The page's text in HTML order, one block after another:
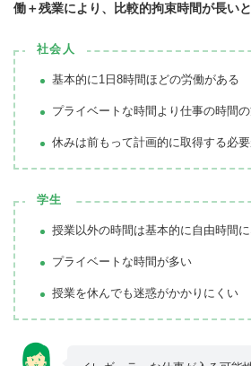
働＋残業により、比較的拘束時間が長い
社会人
基本的に1日8時間ほどの労働がある
プライベートな時間より仕事の時間
休みは前もって計画的に取得する必
学生
授業以外の時間は基本的に自由時間
プライベートな時間が多い
授業を休んでも迷惑がかかりにくい